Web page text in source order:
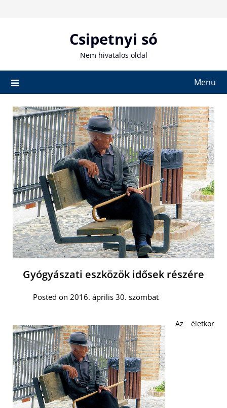
Csipetnyi só
Nem hivatalos oldal
Menu
Gyógyászati eszközök idősek részére
Posted on 2016. április 30. szombat
Az életkor